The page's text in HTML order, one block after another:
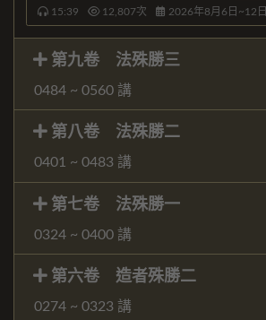
15:39 12,807次 2026年8月6日~12日
第九卷 法殊勝三
0484 ~ 0560 講
第八卷 法殊勝二
0401 ~ 0483 講
第七卷 法殊勝一
0324 ~ 0400 講
第六卷 造者殊勝二
0274 ~ 0323 講